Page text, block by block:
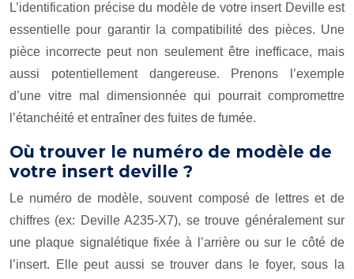
L’identification précise du modèle de votre insert Deville est
essentielle pour garantir la compatibilité des pièces. Une
pièce incorrecte peut non seulement être inefficace, mais
aussi potentiellement dangereuse. Prenons l’exemple
d’une vitre mal dimensionnée qui pourrait compromettre
l’étanchéité et entraîner des fuites de fumée.
Où trouver le numéro de modèle de
votre insert deville ?
Le numéro de modèle, souvent composé de lettres et de
chiffres (ex: Deville A235-X7), se trouve généralement sur
une plaque signalétique fixée à l’arrière ou sur le côté de
l’insert. Elle peut aussi se trouver dans le foyer, sous la